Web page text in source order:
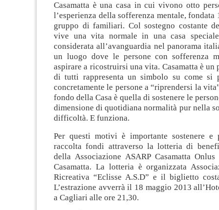
Casamatta è una casa in cui vivono otto
l’esperienza della sofferenza mentale, fondata
gruppo di familiari. Col sostegno costante
vive una vita normale in una casa
considerata all’avanguardia nel panorama
un luogo dove le persone con sofferenza
aspirare a ricostruirsi una vita. Casamatta è un
di tutti rappresenta un simbolo su come si
concretamente le persone a “riprendersi la
fondo della Casa è quella di sostenere le
dimensione di quotidiana normalità pur nella
difficoltà. E funziona.
Per questi motivi è importante sostenere e
raccolta fondi attraverso la lotteria di
della Associazione ASARP Casamatta
Casamatta. La lotteria è organizzata
Ricreativa “Eclisse A.S.D” e il biglietto
L’estrazione avverrà il 18 maggio 2013
a Cagliari alle ore 21,30.